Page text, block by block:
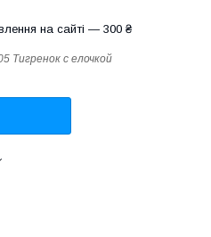
на сайті — 300 ₴
Тигренок с елочкой